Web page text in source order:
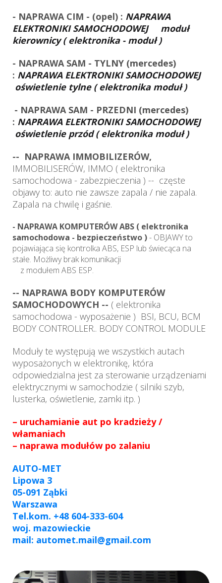
- NAPRAWA CIM - (opel) : NAPRAWA
ELEKTRONIKI SAMOCHODOWEJ moduł
kierownicy ( elektronika - moduł )
- NAPRAWA SAM - TYLNY (mercedes)
: NAPRAWA ELEKTRONIKI SAMOCHODOWEJ
oświetlenie tylne ( elektronika moduł )
- NAPRAWA SAM - PRZEDNI (mercedes)
: NAPRAWA ELEKTRONIKI SAMOCHODOWEJ
oświetlenie przód ( elektronika moduł )
-- NAPRAWA IMMOBILIZERÓW,
IMMOBILISERÓW, IMMO ( elektronika
samochodowa - zabezpieczenia ) -- częste
objawy to: auto nie zawsze zapala / nie zapala.
Zapala na chwilę i gaśnie.
- NAPRAWA KOMPUTERÓW ABS ( elektronika
samochodowa - bezpieczeństwo )- OBJAWY to
pojawiająca się kontrolka ABS, ESP lub świecąca na
stałe. Możliwy brak komunikacji
z modułem ABS ESP.
-- NAPRAWA BODY KOMPUTERÓW
SAMOCHODOWYCH -- ( elektronika
samochodowa - wyposażenie ) BSI, BCU, BCM
BODY CONTROLLER.. BODY CONTROL MODULE
Moduły te występują we wszystkich autach
wyposażonych w elektronikę, która
odpowiedzialna jest za sterowanie urządzeniami
elektrycznymi w samochodzie ( silniki szyb,
lusterka, oświetlenie, zamki itp. )
– uruchamianie aut po kradzieży /
włamaniach
– naprawa modułów po zalaniu
AUTO-MET
Lipowa 3
05-091 Ząbki
Warszawa
Tel.kom. +48 604-333-604
woj. mazowieckie
mail: automet.mail@gmail.com